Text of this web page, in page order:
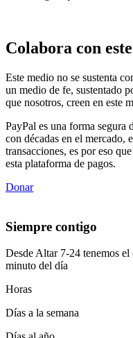
Colabora con
Este medio no se sustenta
un medio de fe, sustentado
que nosotros, creen en este
PayPal es una forma segura
con décadas en el mercado,
transacciones, es por eso
esta plataforma de pagos.
Donar
Siempre contigo
Desde Altar 7-24 tenemos
minuto del día
Horas
Días a la semana